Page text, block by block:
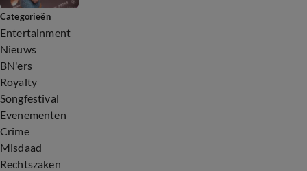
Categorieën
Entertainment
Nieuws
BN'ers
Royalty
Songfestival
Evenementen
Crime
Misdaad
Rechtszaken